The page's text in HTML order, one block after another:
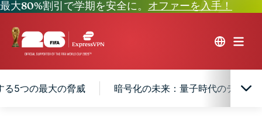
最大80%割引で学期を安全に。 オファーを入手！
る5つの最大の脅威 暗号化の未来：量子時代のデータ